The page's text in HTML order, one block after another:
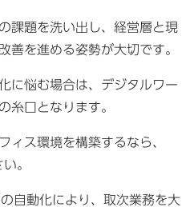
課題を洗い出し、経営層と現
善を進める姿勢が大切です。
に悩む場合は、デジタルワー
糸口となります。
ィス環境を構築するなら、
。
自動化により、取次業務を大